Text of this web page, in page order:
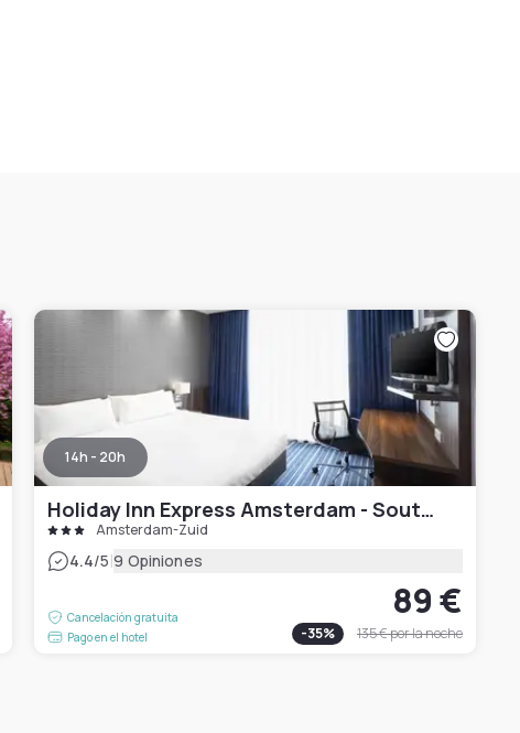
14h - 20h
Holiday Inn Express Amsterdam - South, an IHG Hotel
Amsterdam-Zuid
4.4/5|9 Opiniones
Cancelación gratuita
Pago en el hotel
89 €
-35% 135 €por la noche